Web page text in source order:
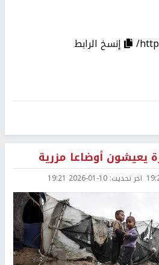
إنسخ الرابط
يعيشون أوضاعا مزرية
اخر تحديث: 2026-01-10 19:21